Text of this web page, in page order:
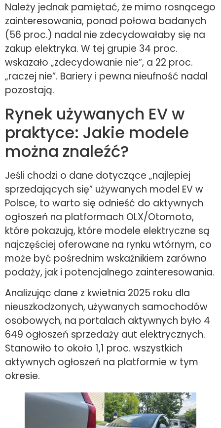
Należy jednak pamiętać, że mimo rosnącego
zainteresowania, ponad połowa badanych
(56 proc.) nadal nie zdecydowałaby się na
zakup elektryka. W tej grupie 34 proc.
wskazało „zdecydowanie nie”, a 22 proc.
„raczej nie”. Bariery i pewna nieufność nadal
pozostają.
Rynek używanych EV w
praktyce: Jakie modele
można znaleźć?
Jeśli chodzi o dane dotyczące „najlepiej
sprzedających się” używanych model EV w
Polsce, to warto się odnieść do aktywnych
ogłoszeń na platformach OLX/Otomoto,
które pokazują, które modele elektryczne są
najczęściej oferowane na rynku wtórnym, co
może być pośrednim wskaźnikiem zarówno
podaży, jak i potencjalnego zainteresowania.
Analizując dane z kwietnia 2025 roku dla
nieuszkodzonych, używanych samochodów
osobowych, na portalach aktywnych było 4
649 ogłoszeń sprzedaży aut elektrycznych.
Stanowiło to około 1,1 proc. wszystkich
aktywnych ogłoszeń na platformie w tym
okresie.